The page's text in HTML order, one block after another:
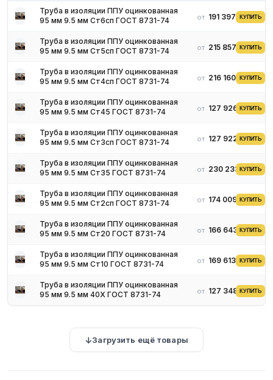
Тепловые сети и теплотрассы
Горячее водоснабжение
Прокладка в сложных климатических условиях (при
корректном проектировании и монтаже стыков)
Качество восстановления изоляции на стыках — ключевой
для стыков (муфты/манжеты), требования к подготовке торцов
и паспортную документацию.
Труба в изоляции ППУ оцинкованная
95 мм 9.5 мм Ст6сп ГОСТ 8731-74
от 191 397 ₽КУПИТЬ
Труба в изоляции ППУ оцинкованная
95 мм 9.5 мм Ст5сп ГОСТ 8731-74
от 215 857 ₽КУПИТЬ
Труба в изоляции ППУ оцинкованная
95 мм 9.5 мм Ст4сп ГОСТ 8731-74
от 216 160 ₽КУПИТЬ
Труба в изоляции ППУ оцинкованная
95 мм 9.5 мм Ст45 ГОСТ 8731-74
от 127 926 ₽КУПИТЬ
Труба в изоляции ППУ оцинкованная
95 мм 9.5 мм Ст3сп ГОСТ 8731-74
от 127 922 ₽КУПИТЬ
Труба в изоляции ППУ оцинкованная
95 мм 9.5 мм Ст35 ГОСТ 8731-74
от 230 233 ₽КУПИТЬ
Труба в изоляции ППУ оцинкованная
95 мм 9.5 мм Ст2сп ГОСТ 8731-74
от 174 009 ₽КУПИТЬ
Труба в изоляции ППУ оцинкованная
95 мм 9.5 мм Ст20 ГОСТ 8731-74
от 166 643 ₽КУПИТЬ
Труба в изоляции ППУ оцинкованная
95 мм 9.5 мм Ст10 ГОСТ 8731-74
от 169 613 ₽КУПИТЬ
Труба в изоляции ППУ оцинкованная
95 мм 9.5 мм 40Х ГОСТ 8731-74
от 127 348 ₽КУПИТЬ
Загрузить ещё товары